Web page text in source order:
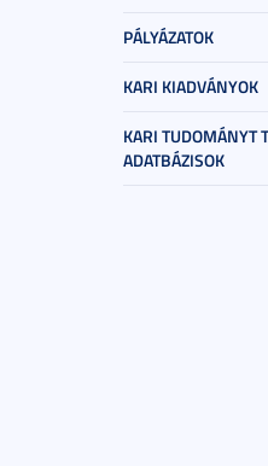
PÁLYÁZATOK
KARI KIADVÁNYOK
KARI TUDOMÁNYT
ADATBÁZISOK